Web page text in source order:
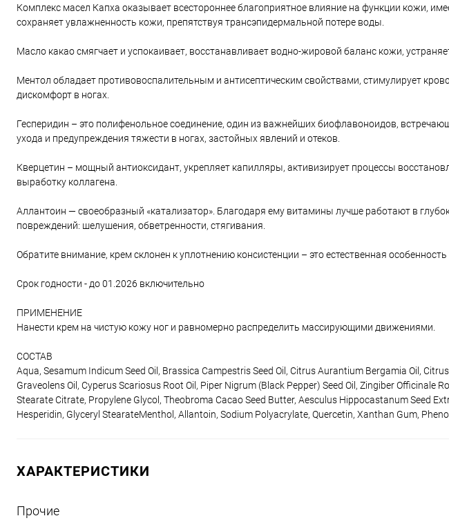
Комплекс масел Капха оказывает всестороннее благоприятное влияние на функции кожи,
сохраняет увлажненность кожи, препятствуя трансэпидермальной потере воды.
Масло какао смягчает и успокаивает, восстанавливает водно-жировой баланс кожи,
Ментол обладает противовоспалительным и антисептическим свойствами, стимулирует
дискомфорт в ногах.
Гесперидин – это полифенольное соединение, один из важнейших биофлавоноидов,
ухода и предупреждения тяжести в ногах, застойных явлений и отеков.
Кверцетин – мощный антиоксидант, укрепляет капилляры, активизирует процессы
выработку коллагена.
Аллантоин — своеобразный «катализатор». Благодаря ему витамины лучше работают в
повреждений: шелушения, обветренности, стягивания.
Обратите внимание, крем склонен к уплотнению консистенции – это естественная
Срок годности - до 01.2026 включительно
ПРИМЕНЕНИЕ
Нанести крем на чистую кожу ног и равномерно распределить массирующими движениями.
СОСТАВ
Aqua, Sesamum Indicum Seed Oil, Brassica Campestris Seed Oil, Citrus Aurantium Bergamia Oil,
Graveolens Oil, Cyperus Scariosus Root Oil, Piper Nigrum (Black Pepper) Seed Oil, Zingiber Officinale
Stearate Citrate, Propylene Glycol, Theobroma Cacao Seed Butter, Aesculus Hippocastanum Seed
Hesperidin, Glyceryl StearateMenthol, Allantoin, Sodium Polyacrylate, Quercetin, Xanthan Gum,
ХАРАКТЕРИСТИКИ
Прочие